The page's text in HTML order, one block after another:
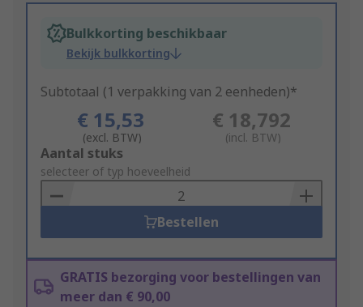
Bulkkorting beschikbaar
Bekijk bulkkorting
Subtotaal (1 verpakking van 2 eenheden)*
€ 15,53
(excl. BTW)
€ 18,792
(incl. BTW)
Add
to
Basket
Aantal stuks
selecteer of typ hoeveelheid
Bestellen
GRATIS bezorging voor bestellingen van
meer dan € 90,00